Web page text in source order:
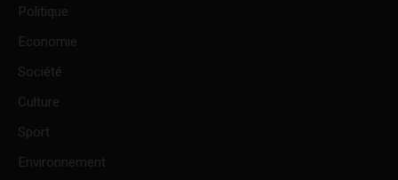
Politique
Economie
Société
Culture
Sport
Environnement